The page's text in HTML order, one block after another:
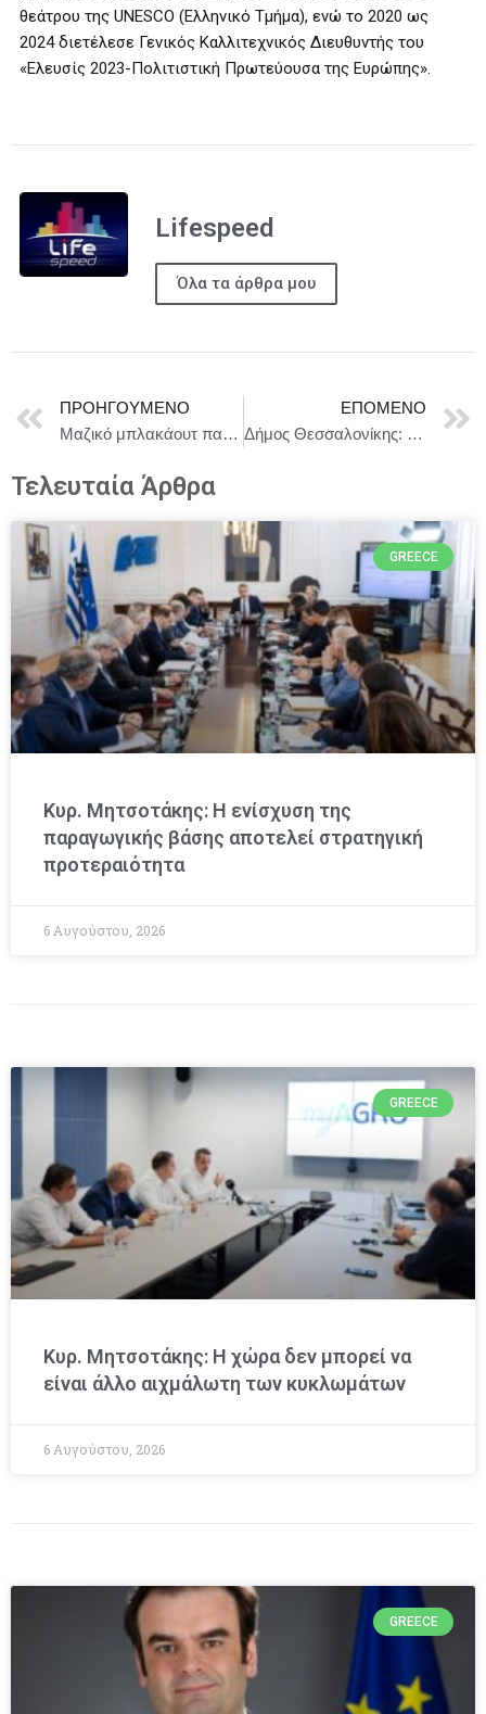
θεάτρου της UNESCO (Ελληνικό Τμήμα), ενώ το 2020 ως
2024 διετέλεσε Γενικός Καλλιτεχνικός Διευθυντής του
«Ελευσίς 2023-Πολιτιστική Πρωτεύουσα της Ευρώπης».
Lifespeed
Όλα τα άρθρα μου
ΠΡΟΗΓΟΎΜΕΝΟ
Μαζικό μπλακάουτ παραλύει Ισπανία – Πορτογαλία
ΕΠΌΜΕΝΟ
Δήμος Θεσσαλονίκης: Παραδίδεται προς χρήση το πάρκινγκ στον τερματικό σταθμό Μετρό της Ν. Ελβετίας
Τελευταία Άρθρα
GREECE
Κυρ. Μητσοτάκης: Η ενίσχυση της
παραγωγικής βάσης αποτελεί στρατηγική
προτεραιότητα
6 Αυγούστου, 2026
GREECE
Κυρ. Μητσοτάκης: Η χώρα δεν μπορεί να
είναι άλλο αιχμάλωτη των κυκλωμάτων
6 Αυγούστου, 2026
GREECE